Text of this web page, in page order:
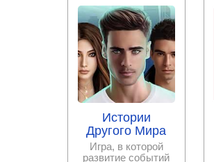
Истории
Другого Мира
Игра, в которой
развитие событий